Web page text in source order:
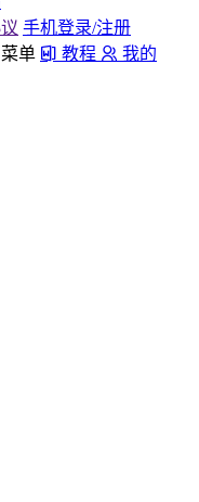
手机登录/注册
菜单 教程 我的